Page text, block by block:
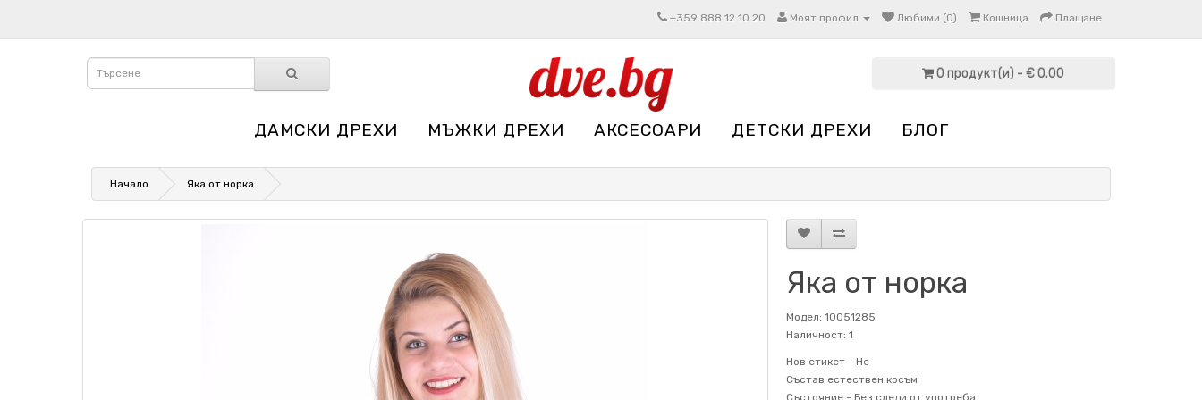
+359 888 12 10 20 Моят профил Любими (0) Кошница Плащане
0 продукт(и) - € 0.00
ДАМСКИ ДРЕХИ МЪЖКИ ДРЕХИ АКСЕСОАРИ ДЕТСКИ ДРЕХИ БЛОГ
Начало Яка от норка
Яка от норка
Модел: 10051285
Наличност: 1
Нов етикет - Не
Състав естествен косъм
Състояние - Без следи от употреба.